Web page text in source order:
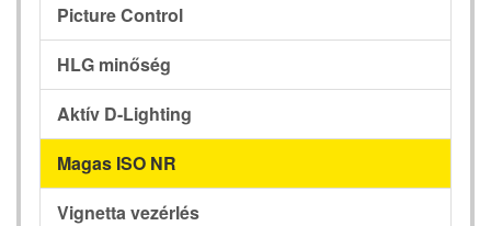
Picture Control
HLG minőség
Aktív D-Lighting
Magas ISO NR
Vignetta vezérlés